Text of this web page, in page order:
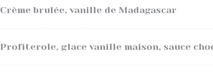
Crème brulée, vanille de Madagascar
Profiterole, glace vanille maison, sauce